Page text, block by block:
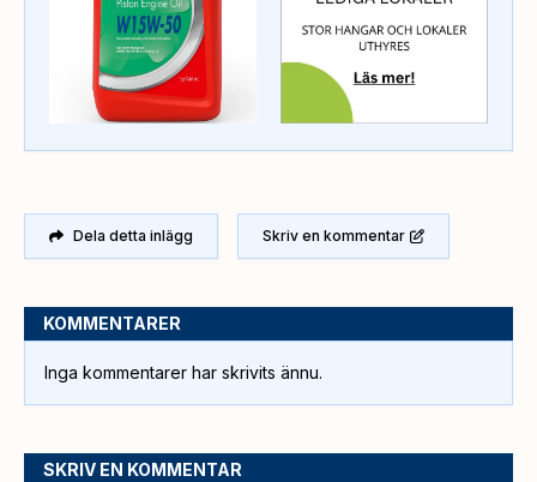
Dela detta inlägg Skriv en kommentar
KOMMENTARER
Inga kommentarer har skrivits ännu.
SKRIV EN KOMMENTAR